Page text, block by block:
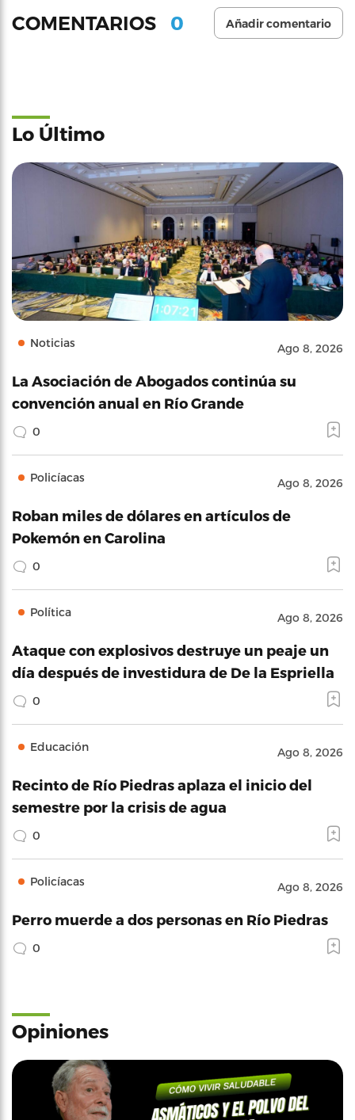
COMENTARIOS 0 Añadir comentario
Lo Último
Noticias Ago 8, 2026
La Asociación de Abogados continúa su
convención anual en Río Grande
0
Policíacas Ago 8, 2026
Roban miles de dólares en artículos de
Pokemón en Carolina
0
Política Ago 8, 2026
Ataque con explosivos destruye un peaje un
día después de investidura de De la Espriella
0
Educación Ago 8, 2026
Recinto de Río Piedras aplaza el inicio del
semestre por la crisis de agua
0
Policíacas Ago 8, 2026
Perro muerde a dos personas en Río Piedras
0
Opiniones